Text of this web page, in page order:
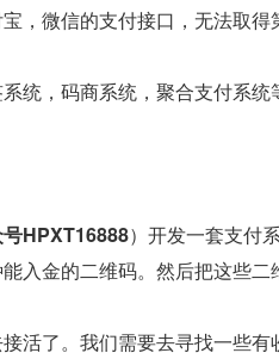
，微信的支付接口，无法取
统，码商系统，聚合支付系统
HPXT16888）开发一套支付
入金的二维码。然后把这些
活了。我们需要去寻找一些